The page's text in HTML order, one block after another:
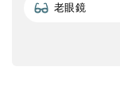
老眼鏡